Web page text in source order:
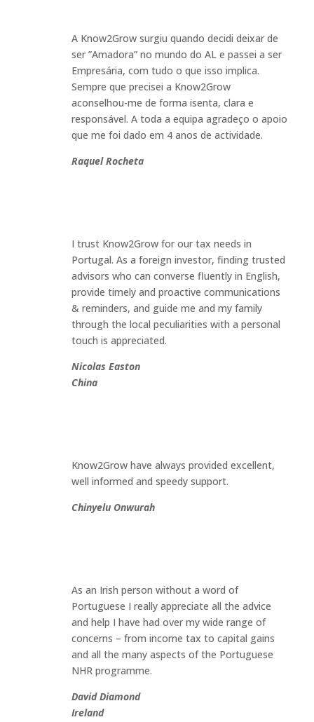
A Know2Grow surgiu quando decidi deixar de
ser ”Amadora” no mundo do AL e passei a ser
Empresária, com tudo o que isso implica.
Sempre que precisei a Know2Grow
aconselhou-me de forma isenta, clara e
responsável. A toda a equipa agradeço o apoio
que me foi dado em 4 anos de actividade.
Raquel Rocheta
I trust Know2Grow for our tax needs in
Portugal. As a foreign investor, finding trusted
advisors who can converse fluently in English,
provide timely and proactive communications
& reminders, and guide me and my family
through the local peculiarities with a personal
touch is appreciated.
Nicolas Easton
China
Know2Grow have always provided excellent,
well informed and speedy support.
Chinyelu Onwurah
As an Irish person without a word of
Portuguese I really appreciate all the advice
and help I have had over my wide range of
concerns – from income tax to capital gains
and all the many aspects of the Portuguese
NHR programme.
David Diamond
Ireland